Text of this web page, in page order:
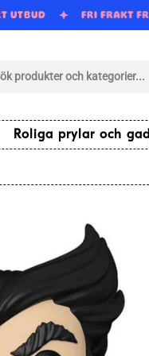
UTBUD FRI FRAKT
Roliga prylar och